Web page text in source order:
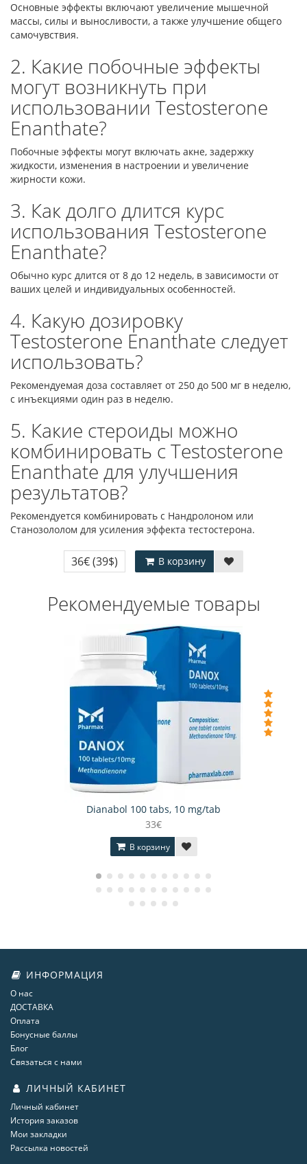
Основные эффекты включают увеличение мышечной
массы, силы и выносливости, а также улучшение общего
самочувствия.
2. Какие побочные эффекты
могут возникнуть при
использовании Testosterone
Enanthate?
Побочные эффекты могут включать акне, задержку
жидкости, изменения в настроении и увеличение
жирности кожи.
3. Как долго длится курс
использования Testosterone
Enanthate?
Обычно курс длится от 8 до 12 недель, в зависимости от
ваших целей и индивидуальных особенностей.
4. Какую дозировку
Testosterone Enanthate следует
использовать?
Рекомендуемая доза составляет от 250 до 500 мг в неделю,
с инъекциями один раз в неделю.
5. Какие стероиды можно
комбинировать с Testosterone
Enanthate для улучшения
результатов?
Рекомендуется комбинировать с Нандролоном или
Станозололом для усиления эффекта тестостерона.
36€(39$) В корзину
Рекомендуемые товары
Dianabol 100 tabs, 10 mg/tab
33€
В корзину
ИНФОРМАЦИЯ
О нас
ДОСТАВКА
Оплата
Бонусные баллы
Блог
Связаться с нами
ЛИЧНЫЙ КАБИНЕТ
Личный кабинет
История заказов
Мои закладки
Рассылка новостей